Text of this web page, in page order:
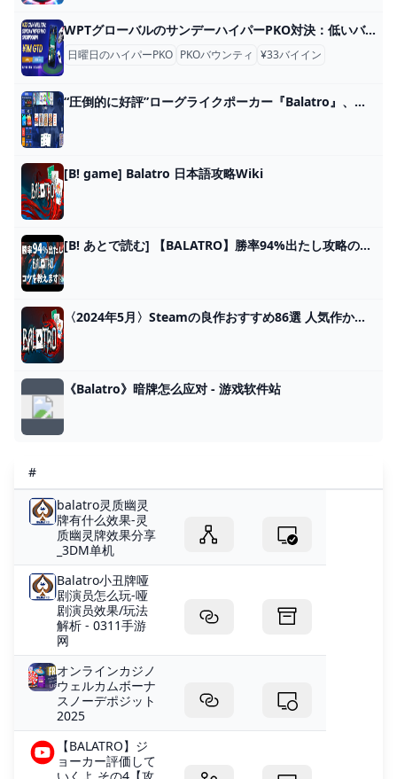
WPTグローバルのサンデーハイパーPKO対決：低いバイイン、高い興奮
日曜日のハイパーPKO PKOバウンティ ¥33バイイン
“圧倒的に好評”ローグライクポーカー『Balatro』、発売後3日で売上25万本達成。インフレさせまくりポーカー、口コミ広まりロケットスタート - AUTOMATON
[B! game] Balatro 日本語攻略Wiki
[B! あとで読む] 【BALATRO】勝率94%出たし攻略のコツを語ります【見るだけで上手くなる！】#balatro
〈2024年5月〉Steamの良作おすすめ86選 人気作からインディーズまで - Moovoo(ムーブー)
《Balatro》暗牌怎么应对 - 游戏软件站
#
balatro灵质幽灵
牌有什么效果-灵
质幽灵牌效果分享
_3DM单机
Balatro小丑牌哑
剧演员怎么玩-哑
剧演员效果/玩法
解析 - 0311手游
网
オンラインカジノ
ウェルカムボーナ
スノーデポジ​​ット
2025
【BALATRO】ジ
ョーカー評価して
いくよ その4【攻